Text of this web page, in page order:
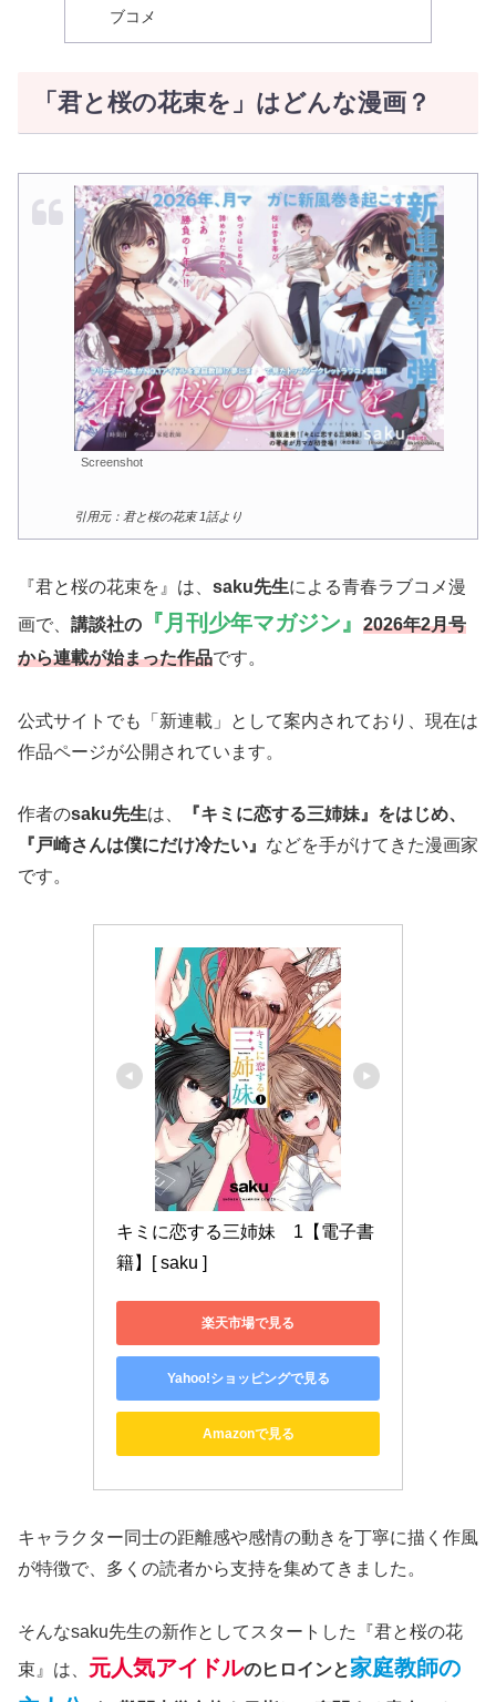
ブコメ
「君と桜の花束を」はどんな漫画？
Screenshot
引用元：君と桜の花束 1話より
『君と桜の花束を』は、 saku先生による青春ラブコメ漫
画で、 講談社の 『月刊少年マガジン』
2026年2月号
から連載が始まった作品です。
公式サイトでも「新連載」として案内されており、現在は
作品ページが公開されています。
作者のsaku先生は、
『キミに恋する三姉妹』をはじめ、
『戸崎さんは僕にだけ冷たい』 などを手がけてきた漫画家
です。
キミに恋する三姉妹　1【電子書
籍】[ saku ]
楽天市場で見る
Yahoo!ショッピングで見る
Amazonで見る
キャラクター同士の距離感や感情の動きを丁寧に描く作風
が特徴で、多くの読者から支持を集めてきました。
そんなsaku先生の新作としてスタートした『君と桜の花
束』は、 元人気アイドルのヒロインと家庭教師の